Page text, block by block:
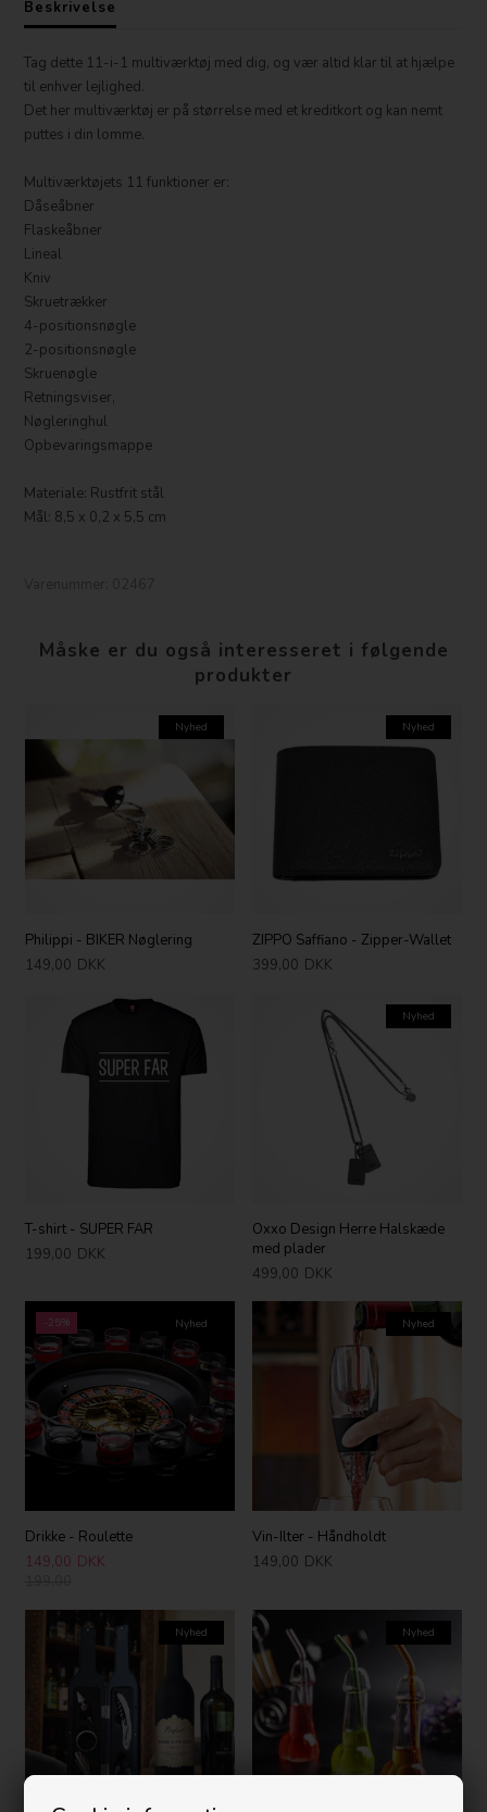
Beskrivelse
Tag dette 11-i-1 multiværktøj med dig, og vær altid klar til at hjælpe
til enhver lejlighed.
Det her multiværktøj er på størrelse med et kreditkort og kan nemt
puttes i din lomme.
Multiværktøjets 11 funktioner er:
Dåseåbner
Flaskeåbner
Lineal
Kniv
Skruetrækker
4-positionsnøgle
2-positionsnøgle
Skruenøgle
Retningsviser,
Nøgleringhul
Opbevaringsmappe
Materiale: Rustfrit stål
Mål: 8,5 x 0,2 x 5,5 cm
Måske er du også interesseret i følgende
produkter
Nyhed
Philippi - BIKER Nøglering
149,00 DKK
Nyhed
ZIPPO Saffiano - Zipper-Wallet
399,00 DKK
T-shirt - SUPER FAR
199,00 DKK
Nyhed
Oxxo Design Herre Halskæde
med plader
499,00 DKK
Nyhed
-25%
Drikke - Roulette
149,00 DKK
Nyhed
Vin-Ilter - Håndholdt
149,00 DKK
Nyhed Nyhed